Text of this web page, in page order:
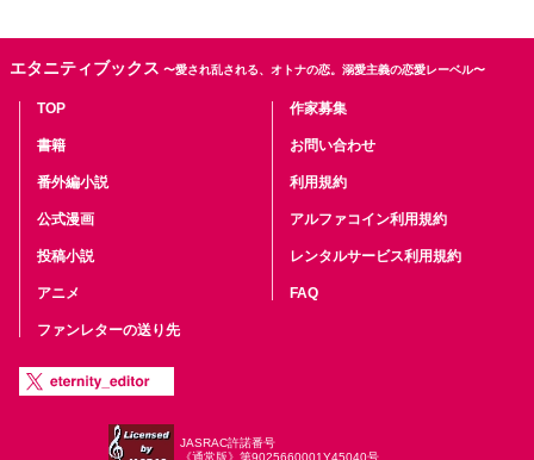
エタニティブックス 〜愛され乱される、オトナの恋。溺愛主義の恋愛レーベル〜
TOP
書籍
番外編小説
公式漫画
投稿小説
アニメ
ファンレターの送り先
作家募集
お問い合わせ
利用規約
アルファコイン利用規約
レンタルサービス利用規約
FAQ
JASRAC許諾番号
《通常版》第9025660001Y45040号